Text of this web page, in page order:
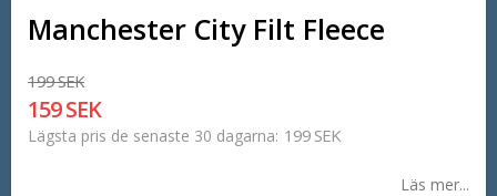
Manchester City Filt Fleece
199 SEK
159 SEK
Lägsta pris de senaste 30 dagarna 199 SEK
Läs mer...